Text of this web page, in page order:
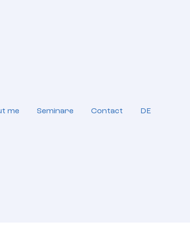
me Seminare Contact DE